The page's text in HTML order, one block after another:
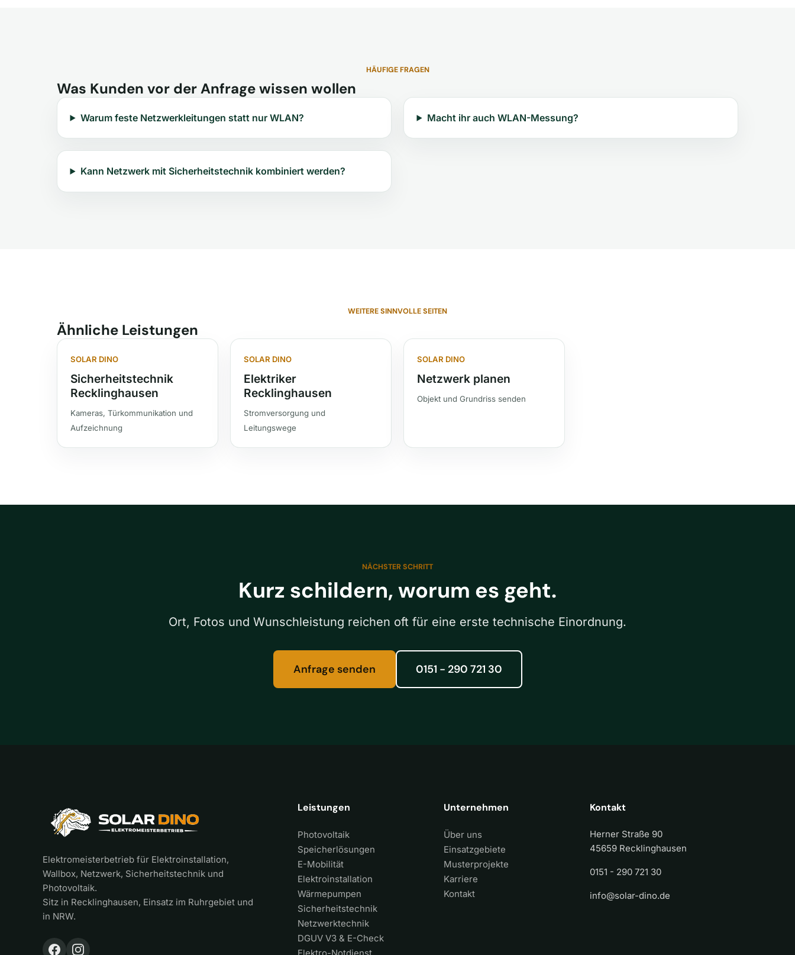
HÄUFIGE FRAGEN
Was Kunden vor der Anfrage wissen wollen
Warum feste Netzwerkleitungen statt nur WLAN? Macht ihr auch WLAN-Messung?
Kann Netzwerk mit Sicherheitstechnik kombiniert werden?
WEITERE SINNVOLLE SEITEN
Ähnliche Leistungen
SOLAR DINO
Sicherheitstechnik
Recklinghausen
Kameras, Türkommunikation und
Aufzeichnung
SOLAR DINO
Elektriker
Recklinghausen
Stromversorgung und
Leitungswege
SOLAR DINO
Netzwerk planen
Objekt und Grundriss senden
NÄCHSTER SCHRITT
Kurz schildern, worum es geht.
Ort, Fotos und Wunschleistung reichen oft für eine erste technische Einordnung.
Anfrage senden 0151 - 290 721 30
Elektromeisterbetrieb für Elektroinstallation,
Wallbox, Netzwerk, Sicherheitstechnik und
Photovoltaik.
Sitz in Recklinghausen, Einsatz im Ruhrgebiet und
in NRW.
Leistungen
Photovoltaik
Speicherlösungen
E-Mobilität
Elektroinstallation
Wärmepumpen
Sicherheitstechnik
Netzwerktechnik
DGUV V3 & E-Check
Unternehmen
Über uns
Einsatzgebiete
Musterprojekte
Karriere
Kontakt
Kontakt
Herner Straße 90
45659 Recklinghausen
0151 - 290 721 30
info@solar-dino.de